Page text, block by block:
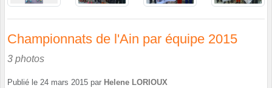
Championnats de l'Ain par équipe 2015
3 photos
Publié le 24 mars 2015 par Helene LORIOUX